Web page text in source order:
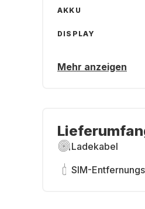
AKKU
DISPLAY
Mehr anzeigen
Ladekabel
SIM-